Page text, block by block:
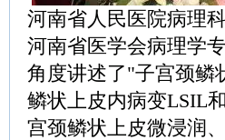
河南省人民医院病理
河南省医学会病理学
角度讲述了"子宫颈鳞
鳞状上皮内病变LSIL
宫颈鳞状上皮微浸润